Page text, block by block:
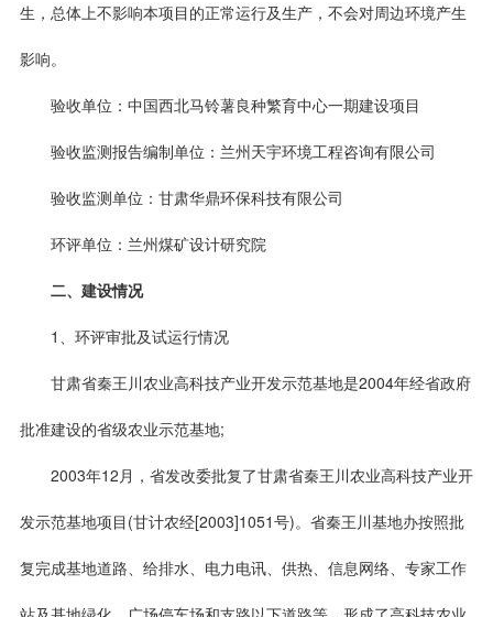
生，总体上不影响本项目的正常运行及生产，不会对周边环境产生
影响。
验收单位：中国西北马铃薯良种繁育中心一期建设项目
验收监测报告编制单位：兰州天宇环境工程咨询有限公司
验收监测单位：甘肃华鼎环保科技有限公司
环评单位：兰州煤矿设计研究院
二、建设情况
1、环评审批及试运行情况
甘肃省秦王川农业高科技产业开发示范基地是2004年经省政府
批准建设的省级农业示范基地;
2003年12月，省发改委批复了甘肃省秦王川农业高科技产业开
发示范基地项目(甘计农经[2003]1051号)。省秦王川基地办按照批
复完成基地道路、给排水、电力电讯、供热、信息网络、专家工作